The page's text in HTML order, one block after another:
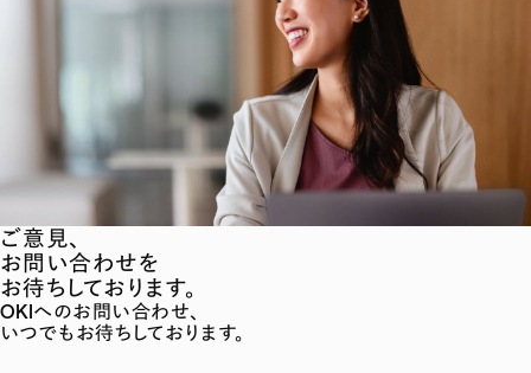
ご意見、
お問い合わせを
お待ちしております。
OKIへのお問い合わせ、
いつでもお待ちしております。